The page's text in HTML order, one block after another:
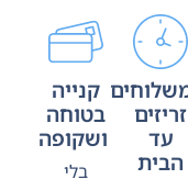
זריזים
עד
הבית
קנייה
בטוחה
ושקופה
בלי